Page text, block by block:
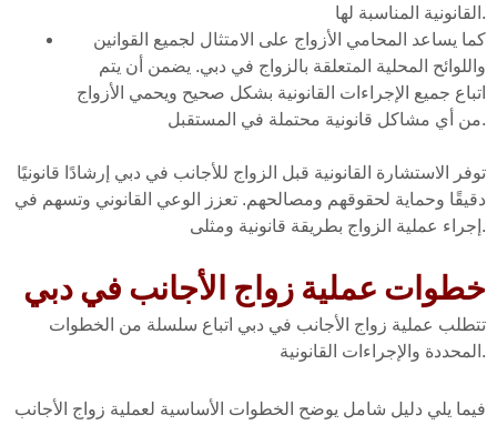
القانونية المناسبة لها.
كما يساعد المحامي الأزواج على الامتثال لجميع القوانين
واللوائح المحلية المتعلقة بالزواج في دبي. يضمن أن يتم
اتباع جميع الإجراءات القانونية بشكل صحيح ويحمي الأزواج
من أي مشاكل قانونية محتملة في المستقبل.
توفر الاستشارة القانونية قبل الزواج للأجانب في دبي إرشادًا قانونيًا
دقيقًا وحماية لحقوقهم ومصالحهم. تعزز الوعي القانوني وتسهم في
إجراء عملية الزواج بطريقة قانونية ومثلى.
خطوات عملية زواج الأجانب في دبي
تتطلب عملية زواج الأجانب في دبي اتباع سلسلة من الخطوات
المحددة والإجراءات القانونية.
فيما يلي دليل شامل يوضح الخطوات الأساسية لعملية زواج الأجانب